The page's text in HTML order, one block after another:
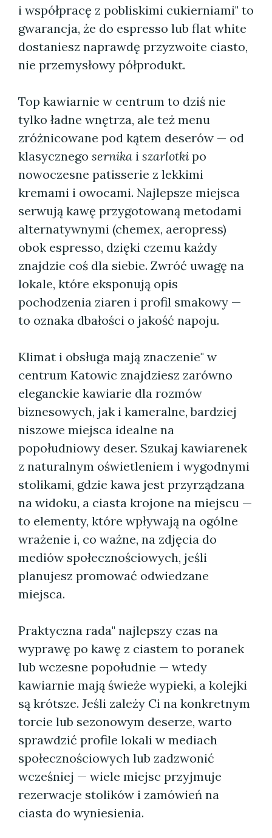
i współpracę z pobliskimi cukierniami" to
gwarancja, że do espresso lub flat white
dostaniesz naprawdę przyzwoite ciasto,
nie przemysłowy półprodukt.
Top kawiarnie w centrum to dziś nie
tylko ładne wnętrza, ale też menu
zróżnicowane pod kątem deserów — od
klasycznego sernika i szarlotki po
nowoczesne patisserie z lekkimi
kremami i owocami. Najlepsze miejsca
serwują kawę przygotowaną metodami
alternatywnymi (chemex, aeropress)
obok espresso, dzięki czemu każdy
znajdzie coś dla siebie. Zwróć uwagę na
lokale, które eksponują opis
pochodzenia ziaren i profil smakowy —
to oznaka dbałości o jakość napoju.
Klimat i obsługa mają znaczenie" w
centrum Katowic znajdziesz zarówno
eleganckie kawiarie dla rozmów
biznesowych, jak i kameralne, bardziej
niszowe miejsca idealne na
popołudniowy deser. Szukaj kawiarenek
z naturalnym oświetleniem i wygodnymi
stolikami, gdzie kawa jest przyrządzana
na widoku, a ciasta krojone na miejscu —
to elementy, które wpływają na ogólne
wrażenie i, co ważne, na zdjęcia do
mediów społecznościowych, jeśli
planujesz promować odwiedzane
miejsca.
Praktyczna rada" najlepszy czas na
wyprawę po kawę z ciastem to poranek
lub wczesne popołudnie — wtedy
kawiarnie mają świeże wypieki, a kolejki
są krótsze. Jeśli zależy Ci na konkretnym
torcie lub sezonowym deserze, warto
sprawdzić profile lokali w mediach
społecznościowych lub zadzwonić
wcześniej — wiele miejsc przyjmuje
rezerwacje stolików i zamówień na
ciasta do wyniesienia.